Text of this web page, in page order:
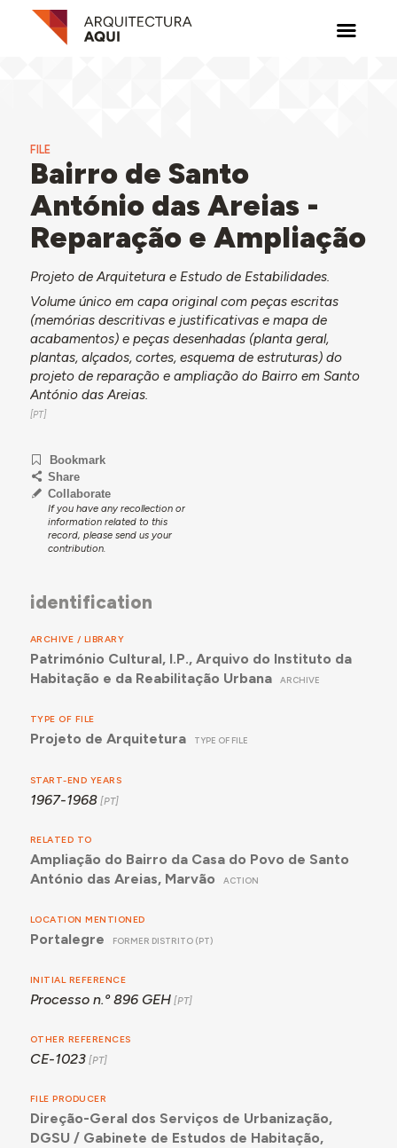
FILE
Bairro de Santo
António das Areias -
Reparação e Ampliação
Projeto de Arquitetura e Estudo de Estabilidades.
Volume único em capa original com peças escritas
(memórias descritivas e justificativas e mapa de
acabamentos) e peças desenhadas (planta geral,
plantas, alçados, cortes, esquema de estruturas) do
projeto de reparação e ampliação do Bairro em Santo
António das Areias.
Bookmark
Share
Collaborate
If you have any recollection or
information related to this
record, please send us your
contribution.
identification
ARCHIVE / LIBRARY
Património Cultural, I.P., Arquivo do Instituto da
Habitação e da Reabilitação Urbana
ARCHIVE
TYPE OF FILE
Projeto de Arquitetura TYPE OF FILE
START-END YEARS
1967-1968
RELATED TO
Ampliação do Bairro da Casa do Povo de Santo
António das Areias, Marvão
ACTION
LOCATION MENTIONED
Portalegre FORMER DISTRITO (PT)
INITIAL REFERENCE
Processo n.º 896 GEH
OTHER REFERENCES
CE-1023
FILE PRODUCER
Direção-Geral dos Serviços de Urbanização,
DGSU / Gabinete de Estudos de Habitação,